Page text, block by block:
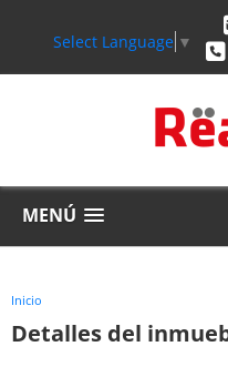
Select Language ▼
MENÚ
Inicio
Detalles del